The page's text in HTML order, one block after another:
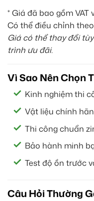
* Giá đã bao gồm VAT
Có thể điều chỉnh
Giá có thể thay đổi
trình ưu đãi.
Vì Sao Nên Chọn
Kinh nghiệm thi
Vật liệu chính
Thi công chuẩn
Bảo hành minh
Test độ ồn trước
Câu Hỏi Thường